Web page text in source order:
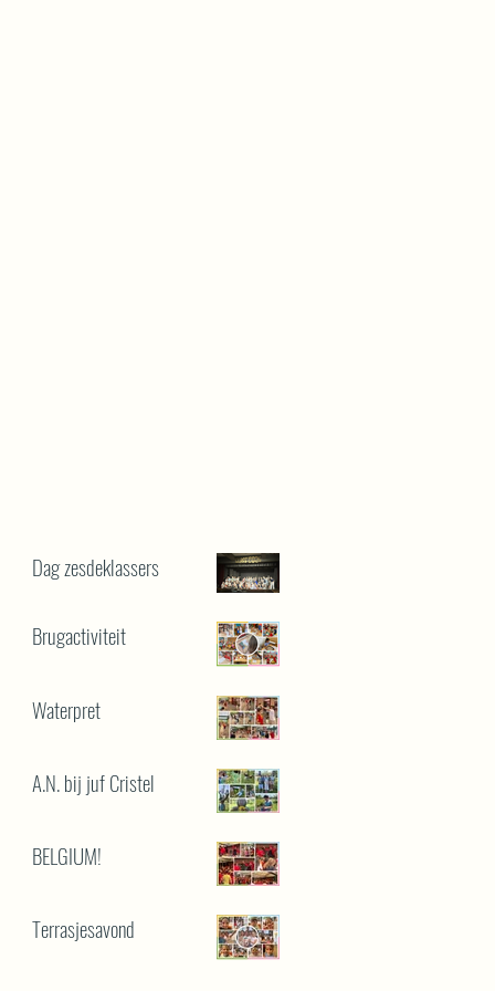
Dag zesdeklassers
Brugactiviteit
Waterpret
A.N. bij juf Cristel
BELGIUM!
Terrasjesavond